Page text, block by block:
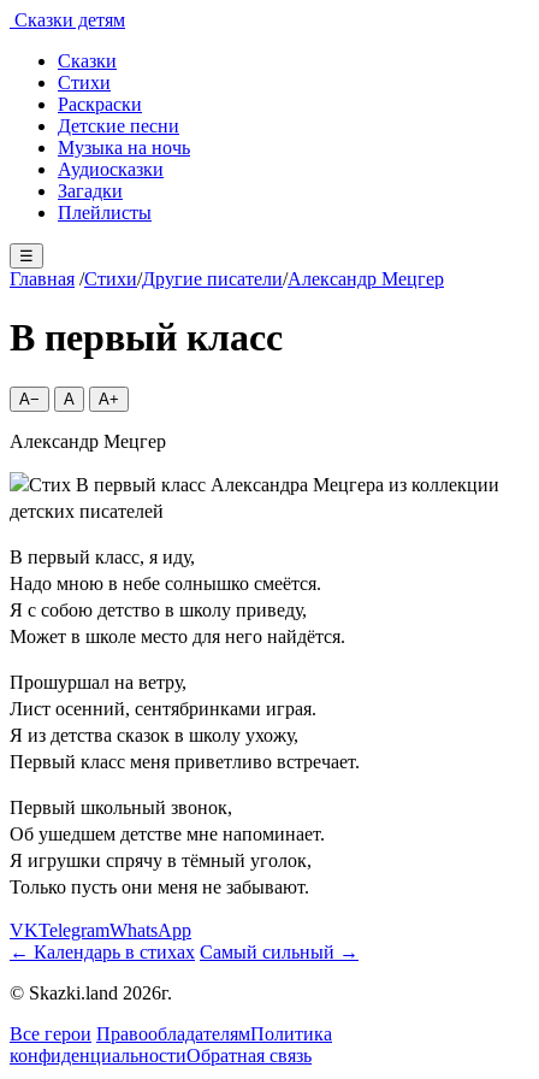
Сказки детям
Сказки
Стихи
Раскраски
Детские песни
Музыка на ночь
Аудиосказки
Загадки
Плейлисты
☰
Главная /Стихи/Другие писатели/Александр Мецгер
В первый класс
A− A A+
Александр Мецгер
В первый класс, я иду,
Надо мною в небе солнышко смеётся.
Я с собою детство в школу приведу,
Может в школе место для него найдётся.
Прошуршал на ветру,
Лист осенний, сентябринками играя.
Я из детства сказок в школу ухожу,
Первый класс меня приветливо встречает.
Первый школьный звонок,
Об ушедшем детстве мне напоминает.
Я игрушки спрячу в тёмный уголок,
Только пусть они меня не забывают.
VKTelegramWhatsApp
← Календарь в стихах Самый сильный →
© Skazki.land 2026г.
Все герои ПравообладателямПолитика
конфиденциальностиОбратная связь